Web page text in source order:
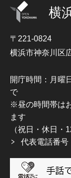
横
〒221-0824
横浜市神奈川区
開庁時間：月曜
で
※昼の時間帯は
ます
（祝日・休日・
代表電話番号